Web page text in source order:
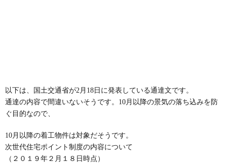
以下は、国土交通省が2月18日に発表している通達文です。
通達の内容で間違いないそうです。10月以降の景気の落ち込みを防
ぐ目的なので、
10月以降の着工物件は対象だそうです。
次世代住宅ポイント制度の内容について
（２０１９年２月１８日時点）